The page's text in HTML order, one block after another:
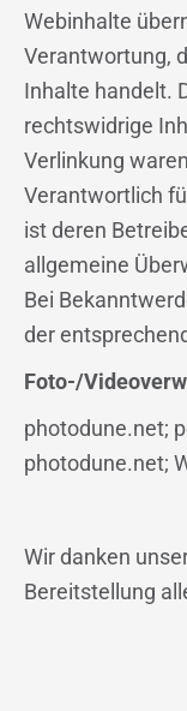
Webinhalte
Verantwortung,
Inhalte handelt.
rechtswidrige
Verlinkung
Verantwortlich
ist deren
allgemeine
Bei
der
Foto-/
photodune.net;
photodune.net;
Wir danken
Bereitstellung